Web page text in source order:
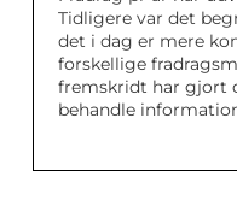
Tidligere var det
det i dag er mere
forskellige
fremskridt har gjort
behandle